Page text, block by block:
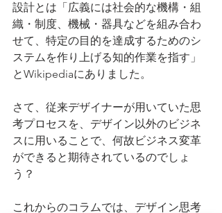
設計とは「広義には社会的な機構・組
織・制度、機械・器具などを組み合わ
せて、特定の目的を達成するためのシ
ステムを作り上げる知的作業を指す」
とWikipediaにありました。
さて、従来デザイナーが用いていた思
考プロセスを、デザイン以外のビジネ
スに用いることで、何故ビジネス変革
ができると期待されているのでしょ
う？
これからのコラムでは、デザイン思考